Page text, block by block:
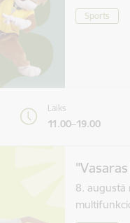
Sports
Laiks
11.00–19.00
8. augustā